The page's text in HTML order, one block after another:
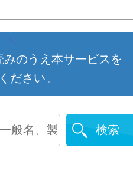
みのうえ本サービスを
ださい。
検索